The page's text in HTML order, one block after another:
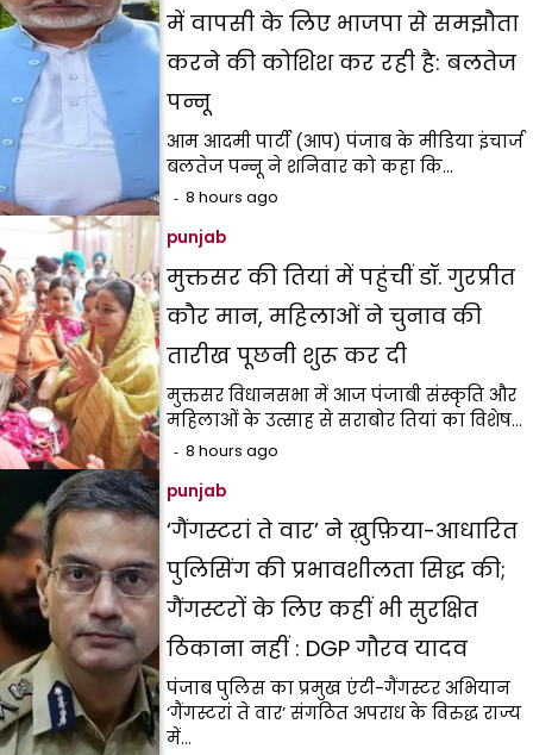
में वापसी के लिए भाजपा से समझौता
करने की कोशिश कर रही है: बलतेज
पन्नू
आम आदमी पार्टी (आप) पंजाब के मीडिया इंचार्ज
बलतेज पन्नू ने शनिवार को कहा कि…
8 hours ago
punjab
मुक्तसर की तियां में पहुंचीं डॉ. गुरप्रीत
कौर मान, महिलाओं ने चुनाव की
तारीख पूछनी शुरू कर दी
मुक्तसर विधानसभा में आज पंजाबी संस्कृति और
महिलाओं के उत्साह से सराबोर तियां का विशेष…
8 hours ago
punjab
‘गैंगस्टरां ते वार’ ने ख़ुफ़िया-आधारित
पुलिसिंग की प्रभावशीलता सिद्ध की;
गैंगस्टरों के लिए कहीं भी सुरक्षित
ठिकाना नहीं : DGP गौरव यादव
पंजाब पुलिस का प्रमुख एंटी-गैंगस्टर अभियान
‘गैंगस्टरां ते वार’ संगठित अपराध के विरुद्ध राज्य
में…